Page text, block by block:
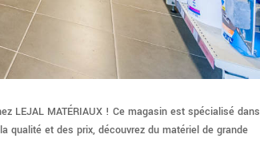
LEJAL MATÉRIAUX ! Ce magasin est spécialisé dans
qualité et des prix, découvrez du matériel de grande